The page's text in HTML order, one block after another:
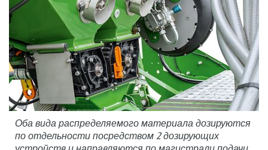
Оба вида распределяемого материала дозируются
по отдельности посредством 2 дозирующих